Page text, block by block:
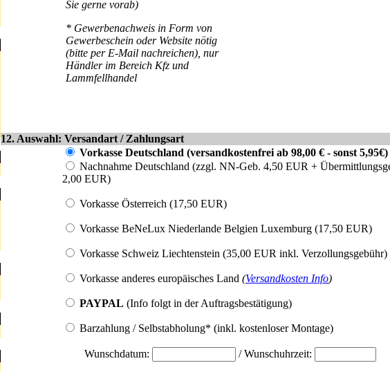
Sie gerne vorab)
* Gewerbenachweis in Form von
Gewerbeschein oder Website nötig
(bitte per E-Mail nachreichen), nur
Händler im Bereich Kfz und
Lammfellhandel
12. Auswahl: Versandart / Zahlungsart
Vorkasse Deutschland (versandkostenfrei ab 98,00 € - sonst 5,95€)
Nachnahme Deutschland (zzgl. NN-Geb. 4,50 EUR +
2,00 EUR)
Vorkasse Österreich (17,50 EUR)
Vorkasse BeNeLux Niederlande Belgien Luxemburg (17,50 EUR)
Vorkasse Schweiz Liechtenstein (35,00 EUR inkl. Verzollungsgebühr)
Vorkasse anderes europäisches Land (Versandkosten Info)
PAYPAL (Info folgt in der Auftragsbestätigung)
Barzahlung / Selbstabholung* (inkl. kostenloser Montage)
Wunschdatum: / Wunschuhrzeit: